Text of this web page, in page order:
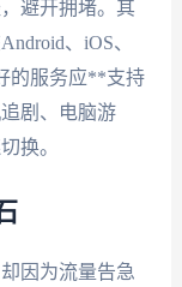
避开拥堵。其
、iOS、
的服务应**支持
剧、电脑游
换。
因为流量告急